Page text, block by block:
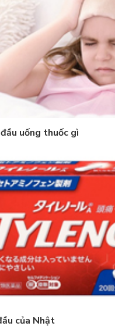
uống thuốc gì
của Nhật